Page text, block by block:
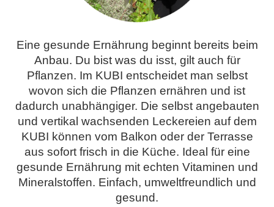
Eine gesunde Ernährung beginnt bereits beim
Anbau. Du bist was du isst, gilt auch für
Pflanzen. Im KUBI entscheidet man selbst
wovon sich die Pflanzen ernähren und ist
dadurch unabhängiger. Die selbst angebauten
und vertikal wachsenden Leckereien auf dem
KUBI können vom Balkon oder der Terrasse
aus sofort frisch in die Küche. Ideal für eine
gesunde Ernährung mit echten Vitaminen und
Mineralstoffen. Einfach, umweltfreundlich und
gesund.